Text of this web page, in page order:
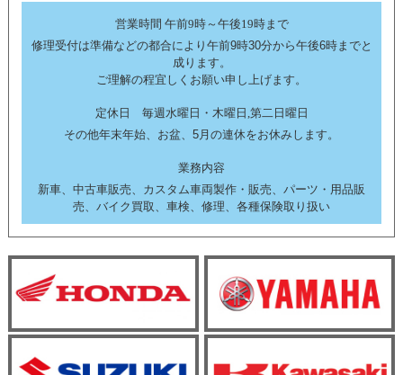
営業時間 午前9時～午後19時まで
修理受付は準備などの都合により午前9時30分から午後6時までと
成ります。
ご理解の程宜しくお願い申し上げます。
定休日 毎週水曜日・木曜日,第二日曜日
その他年末年始、お盆、5月の連休をお休みします。
業務内容
新車、中古車販売、カスタム車両製作・販売、パーツ・用品販
売、バイク買取、車検、修理、各種保険取り扱い